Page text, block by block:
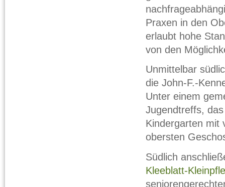
Praxen in den
erlaubt hohe
von den
Unmittelbar
die John-F.-
Unter einem
Jugendtreffs,
Kindergarten mit
obersten
Südlich
Kleeblatt-